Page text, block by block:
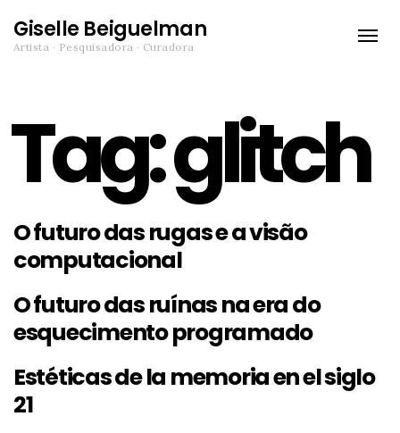
Giselle Beiguelman
Artista · Pesquisadora · Curadora
Toggle
Tag:glitch
O futuro das rugas e a visão
computacional
O futuro das ruínas na era do
esquecimento programado
Estéticas de la memoria en el siglo
21